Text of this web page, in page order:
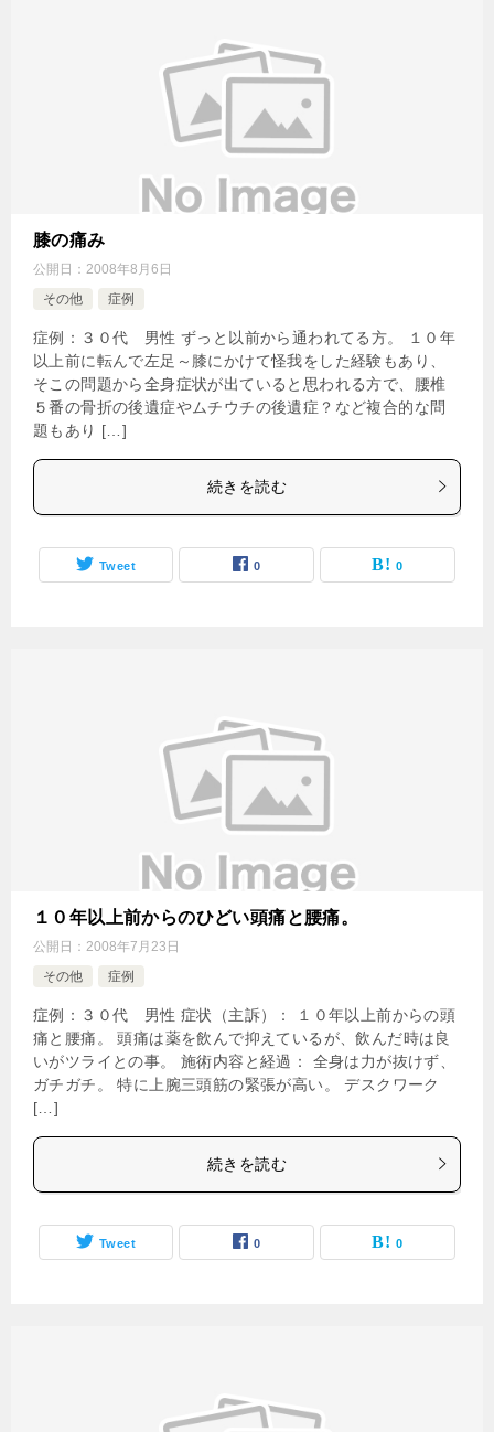
膝の痛み
公開日： 2008年8月6日
その他
症例
症例：３０代 男性 ずっと以前から通われてる方。 １０年
以上前に転んで左足～膝にかけて怪我をした経験もあり、
そこの問題から全身症状が出ていると思われる方で、腰椎
５番の骨折の後遺症やムチウチの後遺症？など複合的な問
題もあり […]
続きを読む
Tweet 0 0
１０年以上前からのひどい頭痛と腰痛。
公開日： 2008年7月23日
その他
症例
症例：３０代 男性 症状（主訴）： １０年以上前からの頭
痛と腰痛。 頭痛は薬を飲んで抑えているが、飲んだ時は良
いがツライとの事。 施術内容と経過： 全身は力が抜けず、
ガチガチ。 特に上腕三頭筋の緊張が高い。 デスクワーク
[…]
続きを読む
Tweet 0 0